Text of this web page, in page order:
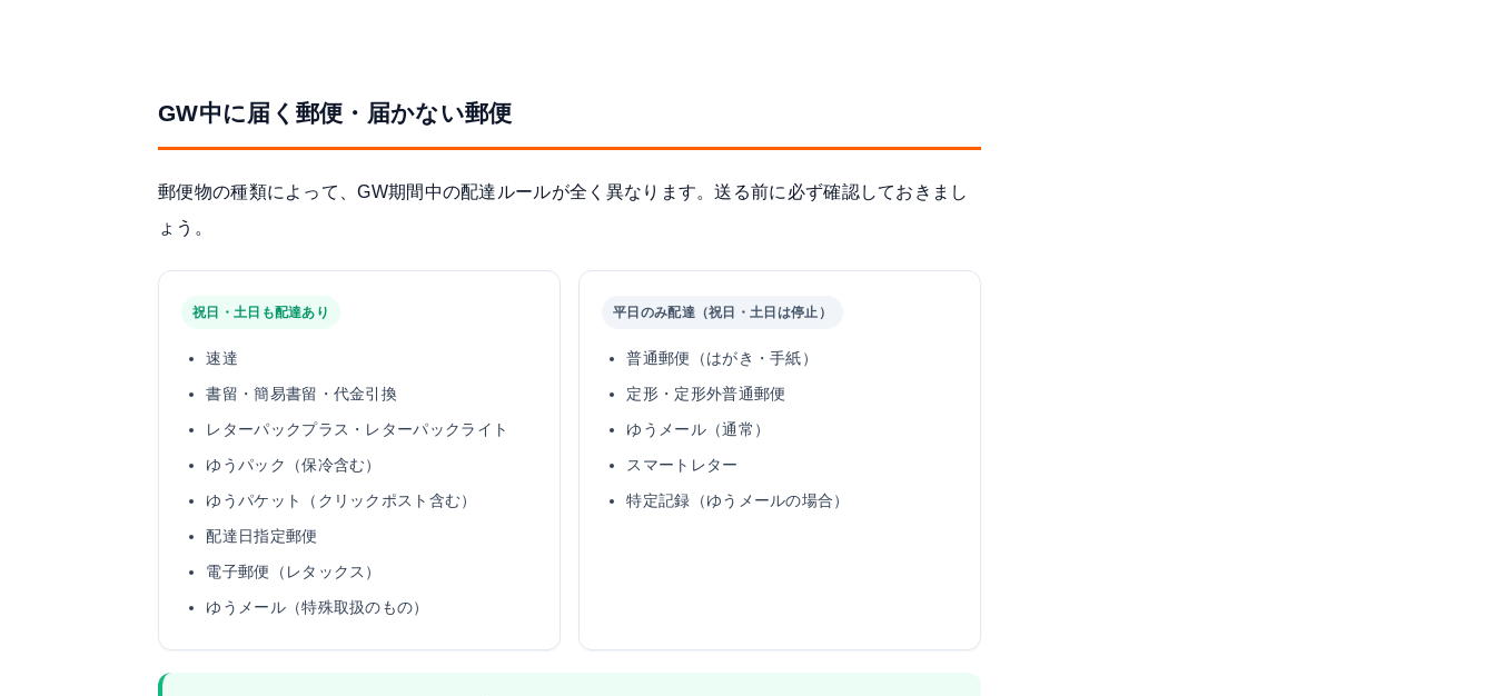
GW中に届く郵便・届かない郵便
郵便物の種類によって、GW期間中の配達ルールが全く異なります。送る前に必ず確認しておきまし
ょう。
祝日・土日も配達あり
速達
書留・簡易書留・代金引換
レターパックプラス・レターパックライト
ゆうパック（保冷含む）
ゆうパケット（クリックポスト含む）
配達日指定郵便
電子郵便（レタックス）
ゆうメール（特殊取扱のもの）
平日のみ配達（祝日・土日は停止）
普通郵便（はがき・手紙）
定形・定形外普通郵便
ゆうメール（通常）
スマートレター
特定記録（ゆうメールの場合）